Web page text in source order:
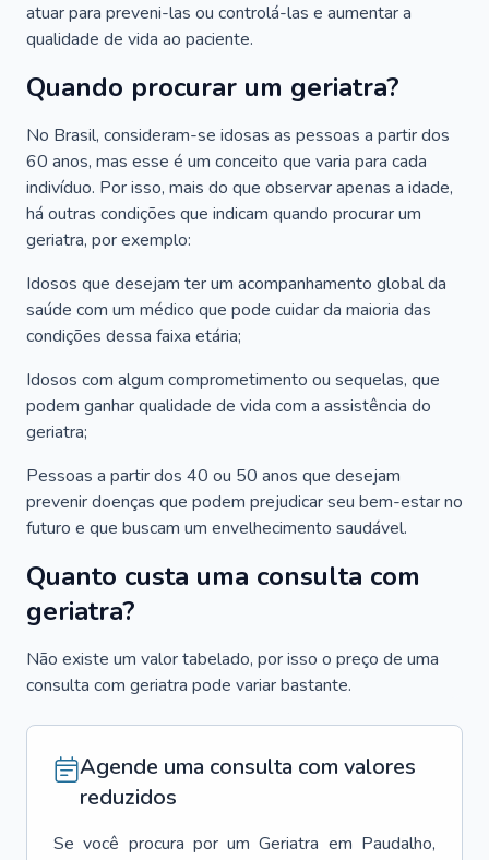
atuar para preveni-las ou controlá-las e aumentar a
qualidade de vida ao paciente.
Quando procurar um geriatra?
No Brasil, consideram-se idosas as pessoas a partir dos
60 anos, mas esse é um conceito que varia para cada
indivíduo. Por isso, mais do que observar apenas a idade,
há outras condições que indicam quando procurar um
geriatra, por exemplo:
Idosos que desejam ter um acompanhamento global da
saúde com um médico que pode cuidar da maioria das
condições dessa faixa etária;
Idosos com algum comprometimento ou sequelas, que
podem ganhar qualidade de vida com a assistência do
geriatra;
Pessoas a partir dos 40 ou 50 anos que desejam
prevenir doenças que podem prejudicar seu bem-estar no
futuro e que buscam um envelhecimento saudável.
Quanto custa uma consulta com
geriatra?
Não existe um valor tabelado, por isso o preço de uma
consulta com geriatra pode variar bastante.
Agende uma consulta com valores
reduzidos
Se você procura por um Geriatra em Paudalho,